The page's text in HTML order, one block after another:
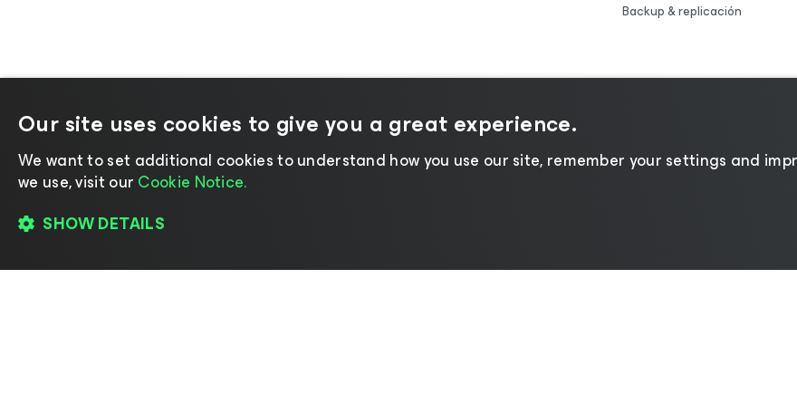
Backup & replicación
©2026 Veeam® Software |Aviso de privacidad|Aviso de cookies|Legal|Política de
Our site uses cookies to give you a great experience.
We want to set additional cookies to understand how you use our site, remember your settings and
we use, visit our Cookie Notice.
SHOW DETAILS